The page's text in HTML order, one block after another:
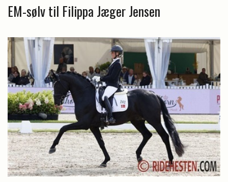
EM-sølv til Filippa Jæger Jensen